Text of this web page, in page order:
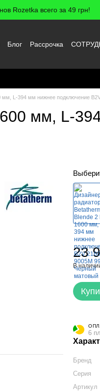
Rozetka всего за 49 грн!
Блог Рассрочка
мм, L-394 мм нижнее подключение
мм, L-
23
В
6
Бренд
Серия
Артикул